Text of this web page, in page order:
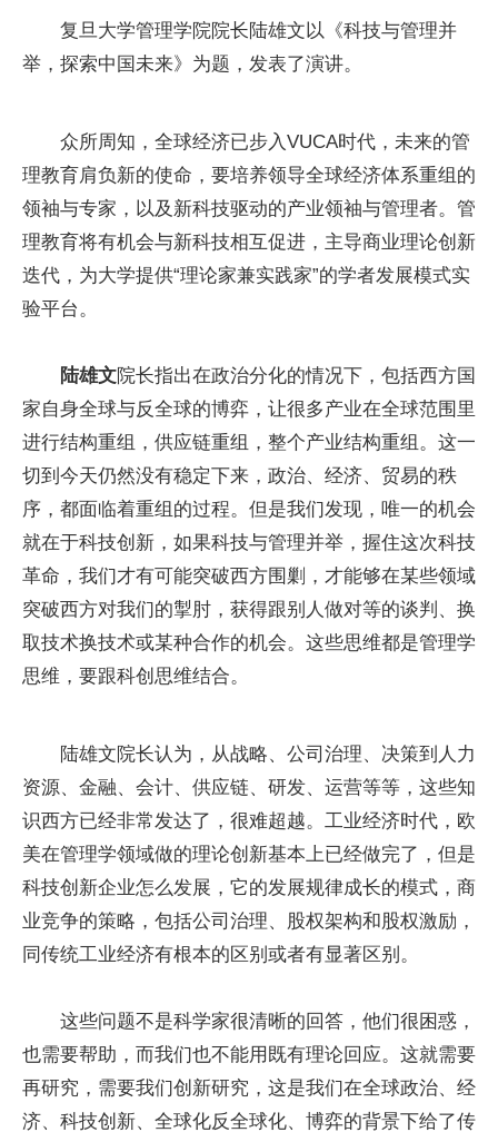
复旦大学管理学院院长陆雄文以《科技与管理并
举，探索中国未来》为题，发表了演讲。
众所周知，全球经济已步入VUCA时代，未来的管
理教育肩负新的使命，要培养领导全球经济体系重组的
领袖与专家，以及新科技驱动的产业领袖与管理者。管
理教育将有机会与新科技相互促进，主导商业理论创新
迭代，为大学提供“理论家兼实践家”的学者发展模式实
验平台。
陆雄文院长指出在政治分化的情况下，包括西方国
家自身全球与反全球的博弈，让很多产业在全球范围里
进行结构重组，供应链重组，整个产业结构重组。这一
切到今天仍然没有稳定下来，政治、经济、贸易的秩
序，都面临着重组的过程。但是我们发现，唯一的机会
就在于科技创新，如果科技与管理并举，握住这次科技
革命，我们才有可能突破西方围剿，才能够在某些领域
突破西方对我们的掣肘，获得跟别人做对等的谈判、换
取技术换技术或某种合作的机会。这些思维都是管理学
思维，要跟科创思维结合。
陆雄文院长认为，从战略、公司治理、决策到人力
资源、金融、会计、供应链、研发、运营等等，这些知
识西方已经非常发达了，很难超越。工业经济时代，欧
美在管理学领域做的理论创新基本上已经做完了，但是
科技创新企业怎么发展，它的发展规律成长的模式，商
业竞争的策略，包括公司治理、股权架构和股权激励，
同传统工业经济有根本的区别或者有显著区别。
这些问题不是科学家很清晰的回答，他们很困惑，
也需要帮助，而我们也不能用既有理论回应。这就需要
再研究，需要我们创新研究，这是我们在全球政治、经
济、科技创新、全球化反全球化、博弈的背景下给了传